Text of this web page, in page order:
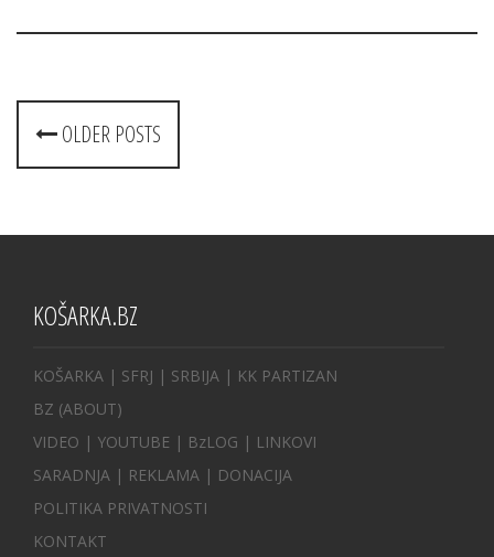
Posts
navigation
OLDER POSTS
KOŠARKA.BZ
KOŠARKA | SFRJ | SRBIJA | KK PARTIZAN
BZ (ABOUT)
VIDEO | YOUTUBE | BzLOG | LINKOVI
SARADNJA | REKLAMA | DONACIJA
POLITIKA PRIVATNOSTI
KONTAKT